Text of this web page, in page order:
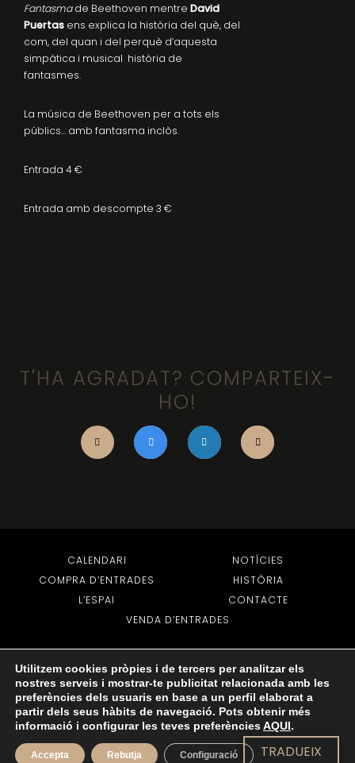
Fantasmade Beethoven mentre David
Puertas ens explica la història del què, del
com, del quan i del perquè d’aquesta
simpàtica i musical història de
fantasmes.
La música de Beethoven per a tots els
públics… amb fantasma inclòs.
Entrada 4 €
Entrada amb descompte 3 €
T'HA AGRADAT? COMPARTEIX-
HO!
CALENDARI
NOTÍCIES
COMPRA D’ENTRADES
HISTÒRIA
L’ESPAI
CONTACTE
VENDA D’ENTRADES
TORNA A DALT
© 2022 TOTS ELS DRETS RESERVATS - AVÍS LEGAL-POLÍTICA DE PRIVADESA
POLÍTICA DE COOKIES- DISSENY WEB: EJC TRADUEIX
Utilitzem cookies pròpies i de tercers per analitzar els
nostres serveis i mostrar-te publicitat relacionada amb les
preferències dels usuaris en base a un perfil elaborat a
partir dels seus hàbits de navegació. Pots obtenir més
informació i configurar les teves preferènciesAQUI.
Accepta Rebutja Configuració